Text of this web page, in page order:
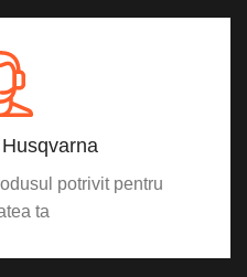
potrivit pentru
ta